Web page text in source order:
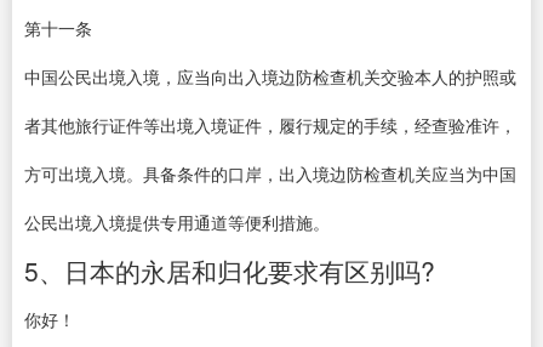
第十一条
中国公民出境入境，应当向出入境边防检查机关交验本人的护照或
者其他旅行证件等出境入境证件，履行规定的手续，经查验准许，
方可出境入境。具备条件的口岸，出入境边防检查机关应当为中国
公民出境入境提供专用通道等便利措施。
5、日本的永居和归化要求有区别吗?
你好！